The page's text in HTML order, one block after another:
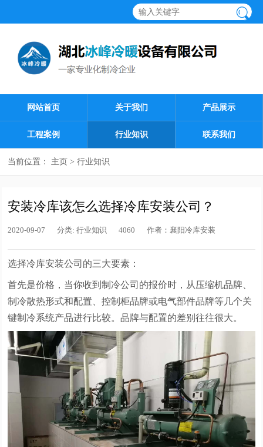
网站首页 关于我们 产品展示
工程案例 行业知识 联系我们
当前位置： 主页 > 行业知识
安装冷库该怎么选择冷库安装公司？
2020-09-07 分类: 行业知识 4060 作者： 襄阳冷库安装
选择冷库安装公司的三大要素：
首先是价格，当你收到制冷公司的报价时，从压缩机品牌、
制冷散热形式和配置、控制柜品牌或电气部件品牌等几个关
键制冷系统产品进行比较。品牌与配置的差别往往很大。